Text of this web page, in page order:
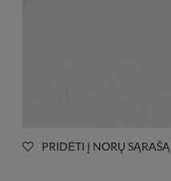
PRIDĖTI Į NORŲ SĄRAŠĄ